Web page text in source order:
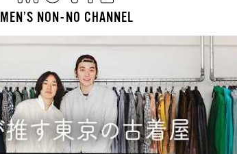
MEN’S NON-NO CHANNEL